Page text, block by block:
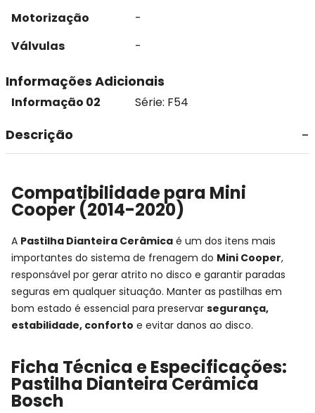
Motorização
-
Válvulas
-
Informações Adicionais
Informação 02 Série: F54
Descrição
Compatibilidade para Mini
Cooper (2014-2020)
A Pastilha Dianteira Cerâmica é um dos itens mais
importantes do sistema de frenagem do Mini Cooper,
responsável por gerar atrito no disco e garantir paradas
seguras em qualquer situação. Manter as pastilhas em
bom estado é essencial para preservar segurança,
estabilidade, conforto e evitar danos ao disco.
Ficha Técnica e Especificações:
Pastilha Dianteira Cerâmica
Bosch